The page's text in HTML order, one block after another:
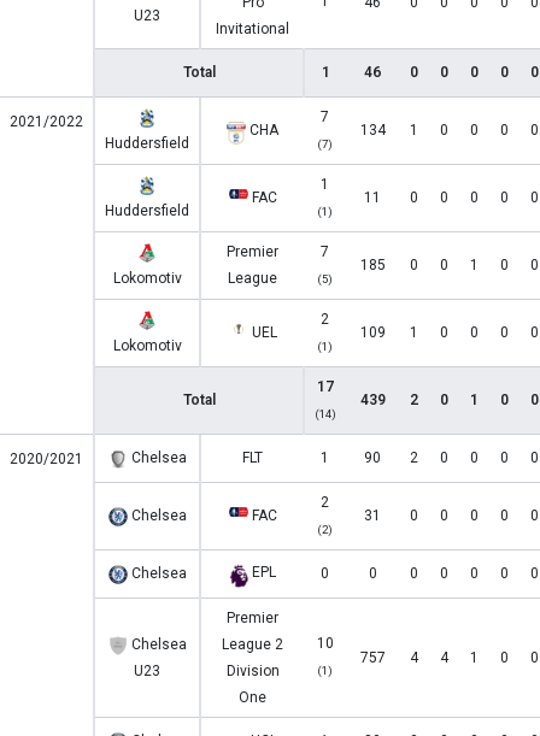
U23
Invitational
Total 1 46 0 0 0 0 0
2021/2022
Huddersfield
CHA
7
(7)
134 1 0 0 0 0
Huddersfield
FAC
1
(1)
11 0 0 0 0 0
Lokomotiv
Premier
League
7
(5)
185 0 0 1 0 0
Lokomotiv
UEL
2
(1)
109 1 0 0 0 0
Total
17
(14)
439 2 0 1 0 0
2020/2021 Chelsea FLT 1 90 2 0 0 0 0
Chelsea FAC
2
(2)
31 0 0 0 0 0
Chelsea EPL 0 0 0 0 0 0 0
Chelsea
U23
Premier
League 2
Division
One
10
(1)
757 4 4 1 0 0